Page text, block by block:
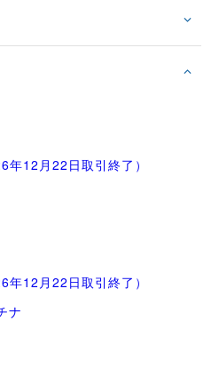
年12月22日取引終了）
12月22日取引終了）
ナ